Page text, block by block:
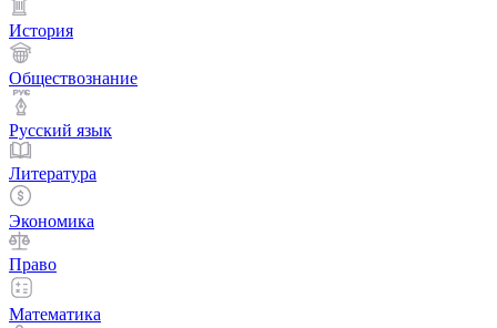
История
Обществознание
Русский язык
Литература
Экономика
Право
Математика